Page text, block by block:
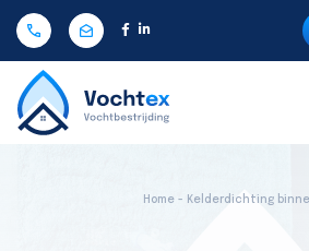
Home - Kelderdichting